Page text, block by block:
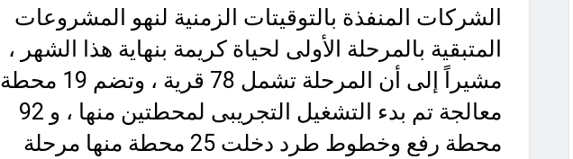
الشركات المنفذة بالتوقيتات الزمنية لنهو المشروعات
المتبقية بالمرحلة الأولى لحياة كريمة بنهاية هذا الشهر ،
مشيراً إلى أن المرحلة تشمل 78 قرية ، وتضم 19 محطة
معالجة تم بدء التشغيل التجريبى لمحطتين منها ، و 92
محطة رفع وخطوط طرد دخلت 25 محطة منها مرحلة